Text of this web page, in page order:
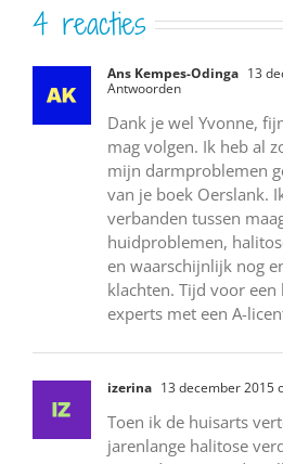
4 reacties
Ans Kempes-Odinga 13
Antwoorden
Dank je wel Yvonne,
mag volgen. Ik heb al
mijn darmproblemen
van je boek Oerslank.
verbanden tussen
huidproblemen,
en waarschijnlijk nog
klachten. Tijd voor een
experts met een A-
izerina 13 december 2015
Toen ik de huisarts
jarenlange halitose